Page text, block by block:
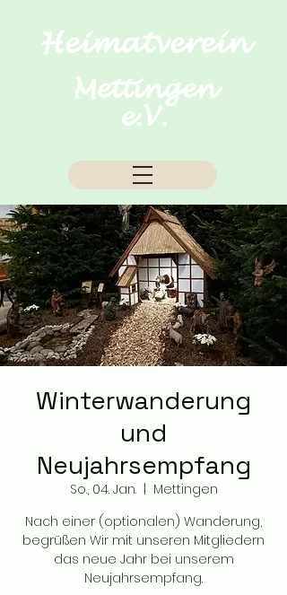
Heimatverein
Mettingen
e.V.
Winterwanderung
und
Neujahrsempfang
So., 04. Jan.
  |
Mettingen
Nach einer (optionalen) Wanderung,
begrüßen Wir mit unseren Mitgliedern
das neue Jahr bei unserem
Neujahrsempfang.